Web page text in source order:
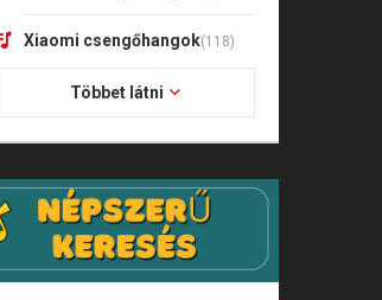
Xiaomi csengőhangok(118)
Többet látni